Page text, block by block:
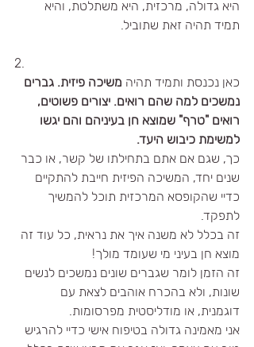
היא גדולה, מרכזית, היא משתלטת, והיא
תמיד תהיה זאת שתוביל.
2.
כאן נכנסת ותמיד תהיה משיכה פיזית. גברים
נמשכים למה שהם רואים. יצורים פשוטים,
רואים "טרף" שמוצא חן בעיניהם והם יגשו
למשימת כיבוש היעד.
כך, שגם אם אתם בתחילתו של קשר, או כבר
שנים יחד, המשיכה הפיזית חייבת להתקיים
כדיי שהקופסא המרכזית תוכל להמשיך
לתפקד.
זה בכלל לא משנה איך את נראית, כל עוד זה
מוצא חן בעיני מי שעומד מולך!
זה הזמן לומר שגברים שונים נמשכים לנשים
שונות, ולא בהכרח אוהבים לצאת עם
דוגמנית, או מודליסטית מפרסומות.
אני מאמינה גדולה בטיפוח אישי כדיי להרגיש